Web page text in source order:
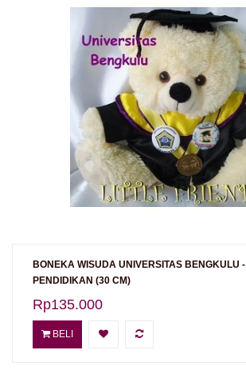
BONEKA WISUDA UNIVERSITAS BENGKULU -
PENDIDIKAN (30 CM)
Rp135.000
BELI